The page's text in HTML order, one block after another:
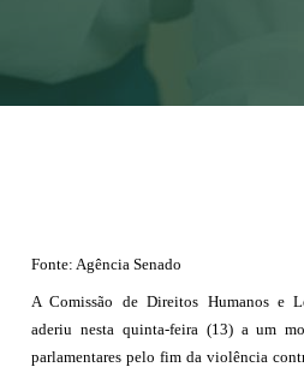
Fonte: Agência Senado
A Comissão de Direitos Humanos e
aderiu nesta quinta-feira (13) a um
parlamentares pelo fim da violência